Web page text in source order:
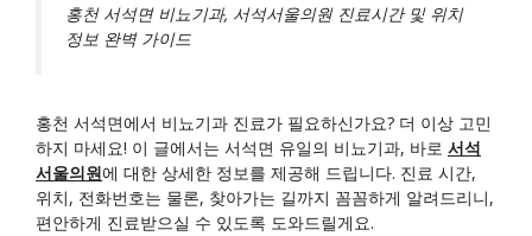
홍천 서석면 비뇨기과, 서석서울의원 진료시간 및 위치
정보 완벽 가이드
홍천 서석면에서 비뇨기과 진료가 필요하신가요? 더 이상 고민
하지 마세요! 이 글에서는 서석면 유일의 비뇨기과, 바로 서석
서울의원에 대한 상세한 정보를 제공해 드립니다. 진료 시간,
위치, 전화번호는 물론, 찾아가는 길까지 꼼꼼하게 알려드리니,
편안하게 진료받으실 수 있도록 도와드릴게요.